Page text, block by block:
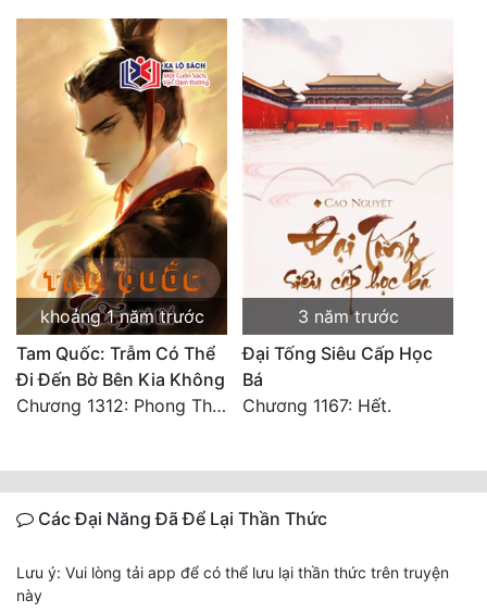
khoảng 1 năm trước
Tam Quốc: Trẫm Có Thể
Đi Đến Bờ Bên Kia Không
Chương 1312: Phong Thiện Thái Sơn (Đại Kết Cục)
3 năm trước
Đại Tống Siêu Cấp Học
Bá
Chương 1167: Hết.
Các Đại Năng Đã Để Lại Thần Thức
Lưu ý: Vui lòng tải app để có thể lưu lại thần thức trên truyện
này